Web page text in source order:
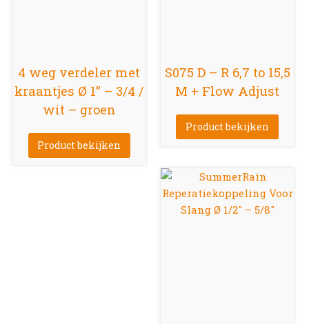
4 weg verdeler met
kraantjes Ø 1” – 3/4 /
wit – groen
Product bekijken
S075 D – R 6,7 to 15,5
M + Flow Adjust
Product bekijken